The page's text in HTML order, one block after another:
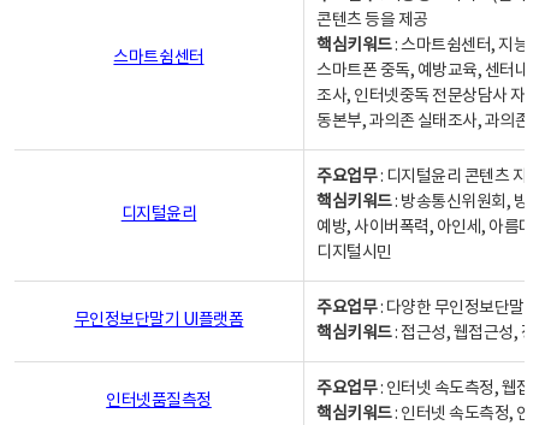
스마트쉼센터
콘텐츠 등을 제공
핵심키워드: 스마트쉼센터, 지능
스마트폰 중독, 예방교육, 센터내
조사, 인터넷중독 전문상담사 자
동본부, 과의존 실태조사, 과의존
디지털윤리
주요업무: 디지털윤리 콘텐츠 지
핵심키워드: 방송통신위원회, 방
예방, 사이버폭력, 아인세, 아름
디지털시민
무인정보단말기 UI플랫폼
주요업무: 다양한 무인정보단말
핵심키워드: 접근성, 웹접근성,
인터넷품질측정
주요업무: 인터넷 속도측정, 웹접
핵심키워드: 인터넷 속도측정, 인